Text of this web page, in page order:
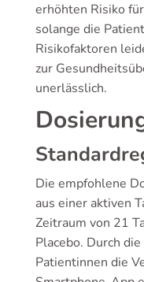
erhöhten Risiko
solange die
Risikofaktoren
zur
unerlässlich.
Die empfohlene
aus einer aktiven
Zeitraum von 21
Placebo. Durch
Patientinnen die